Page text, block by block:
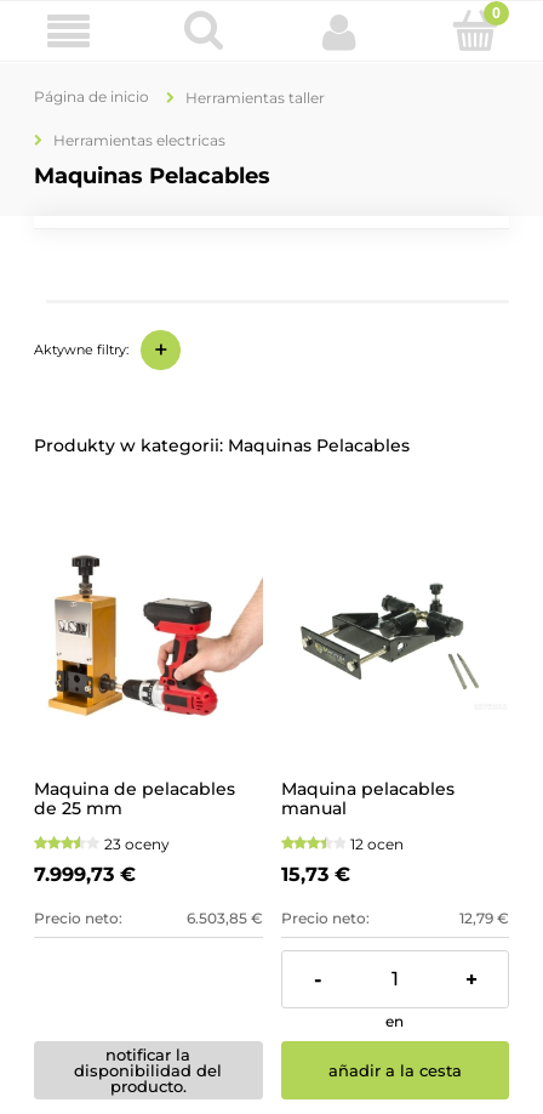
Página de inicio Herramientas taller
Herramientas electricas
Maquinas Pelacables
Aktywne filtry: +
Maquinas Pelacables
Maquina de pelacables
de 25 mm
23 oceny
7.999,73 €
Precio neto: 6.503,85 €
notificar la
disponibilidad del
producto.
Maquina pelacables
manual
12 ocen
15,73 €
Precio neto: 12,79 €
- +
en
añadir a la cesta